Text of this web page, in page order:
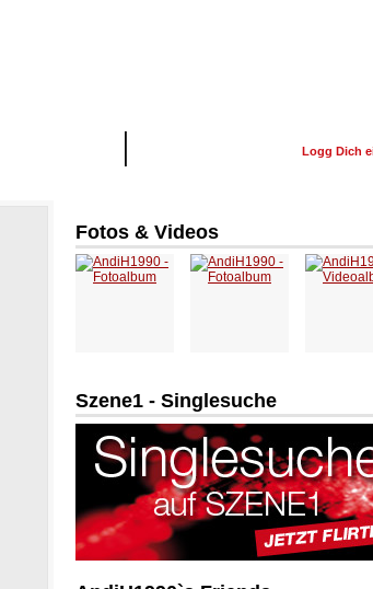
Logg Dich
Fotos & Videos
Szene1 - Singlesuche